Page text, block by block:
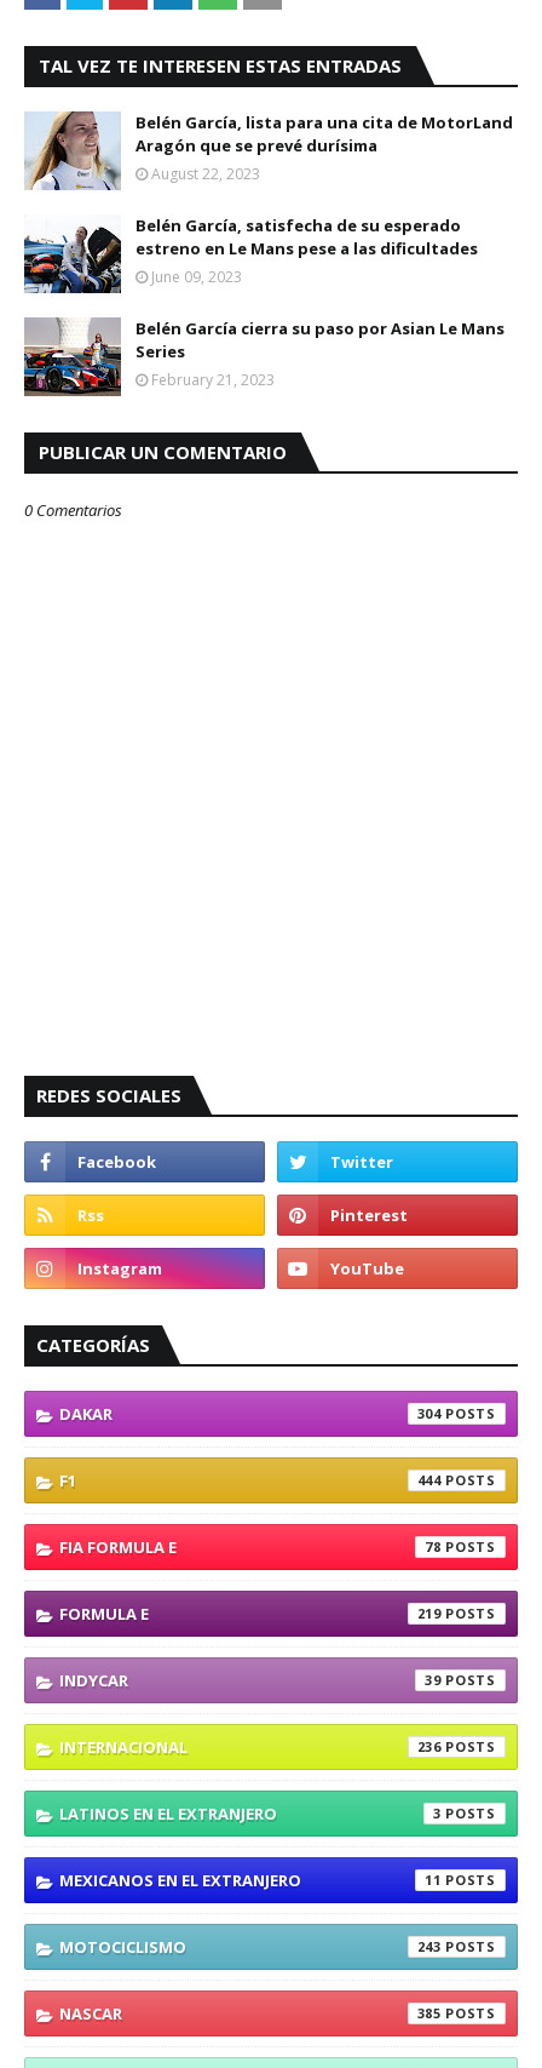
TAL VEZ TE INTERESEN ESTAS ENTRADAS
Belén García, lista para una cita de MotorLand
Aragón que se prevé durísima
August 22, 2023
Belén García, satisfecha de su esperado
estreno en Le Mans pese a las dificultades
June 09, 2023
Belén García cierra su paso por Asian Le Mans
Series
February 21, 2023
PUBLICAR UN COMENTARIO
0 Comentarios
REDES SOCIALES
CATEGORÍAS
DAKAR 304
F1 444
FIA FORMULA E 78
FORMULA E 219
INDYCAR 39
INTERNACIONAL 236
LATINOS EN EL EXTRANJERO 3
MEXICANOS EN EL EXTRANJERO 11
MOTOCICLISMO 243
NASCAR 385